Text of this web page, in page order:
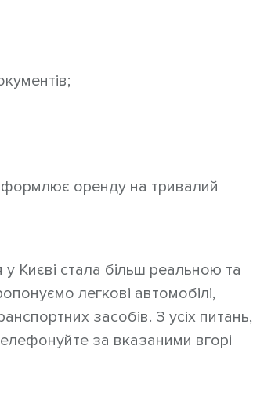
оренду на тривалий
Києві стала більш реальною та
легкові автомобілі,
засобів. З усіх питань,
за вказаними вгорі